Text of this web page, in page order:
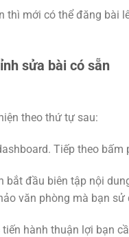
thì mới có thể đăng bài
sửa bài có sẵn
theo thứ tự sau:
Tiếp theo
đầu biên tập nội
văn phòng mà bạn sử
hành thuận lợi bạn